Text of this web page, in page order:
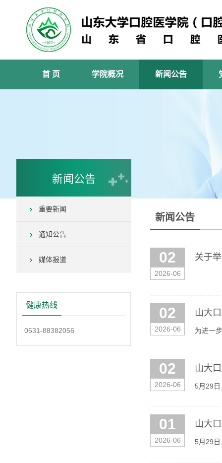
首 页 学院概况 新闻公告
新闻公告
重要新闻
通知公告
媒体报道
健康热线
0531-88382056
新闻公告
02
2026-06
关于
02
2026-06
山大
为进一
02
2026-06
山大
5月29
01
2026-06
山大
5月29日